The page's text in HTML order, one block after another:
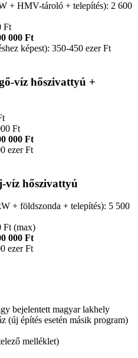
+ HMV-tároló + telepítés): 2 600
Ft
000 Ft
képest): 350-450 ezer Ft
víz hőszivattyú +
Ft
000 Ft
ezer Ft
víz hőszivattyú
+ földszonda + telepítés): 5 500
Ft (max)
000 Ft
ezer Ft
bejelentett magyar lakhely
(új építés esetén másik program)
melléklet)